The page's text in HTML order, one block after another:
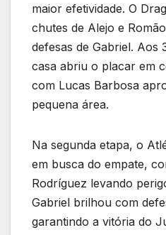
maior efetividade. O
chutes de Alejo e
defesas de Gabriel. Aos
casa abriu o placar em
com Lucas Barbosa
pequena área.
Na segunda etapa, o
em busca do empate,
Rodríguez levando
Gabriel brilhou com
garantindo a vitória do